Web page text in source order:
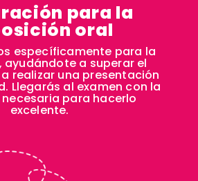
para la
oral
específicamente para la
ayudándote a superar el
realizar una presentación
Llegarás al examen con la
para hacerlo
excelente.